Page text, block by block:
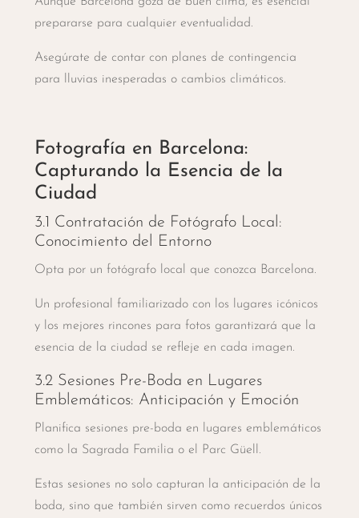
prepararse para cualquier eventualidad.
Asegúrate de contar con planes de contingencia
para lluvias inesperadas o cambios climáticos.
Fotografía en Barcelona:
Capturando la Esencia de la
Ciudad
3.1 Contratación de Fotógrafo Local:
Conocimiento del Entorno
Opta por un fotógrafo local que conozca Barcelona.
Un profesional familiarizado con los lugares icónicos
y los mejores rincones para fotos garantizará que la
esencia de la ciudad se refleje en cada imagen.
3.2 Sesiones Pre-Boda en Lugares
Emblemáticos: Anticipación y Emoción
Planifica sesiones pre-boda en lugares emblemáticos
como la Sagrada Familia o el Parc Güell.
Estas sesiones no solo capturan la anticipación de la
boda, sino que también sirven como recuerdos únicos